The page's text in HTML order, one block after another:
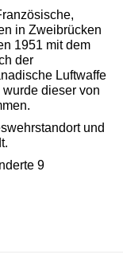
in Zweibrücken
1951 mit dem
der
Luftwaffe
dieser von
und
9